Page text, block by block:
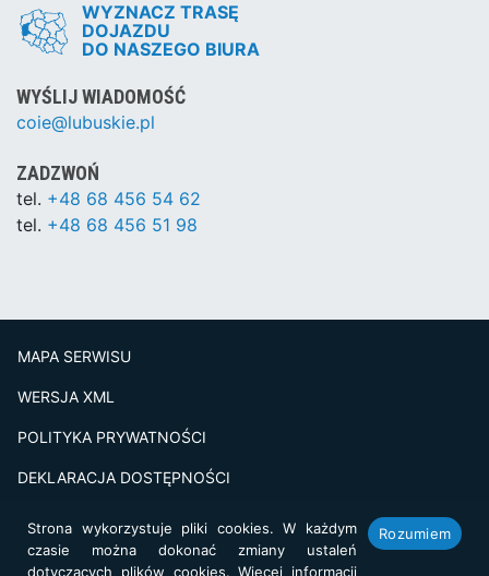
WYZNACZ TRASĘ
DOJAZDU
DO NASZEGO BIURA
WYŚLIJ WIADOMOŚĆ
coie@lubuskie.pl
ZADZWOŃ
tel. +48 68 456 54 62
tel. +48 68 456 51 98
MAPA SERWISU
WERSJA XML
POLITYKA PRYWATNOŚCI
DEKLARACJA DOSTĘPNOŚCI
Projekt i realizacja: netkoncept.com
Strona wykorzystuje pliki cookies. W każdym
czasie można dokonać zmiany ustaleń
dotyczących plików cookies. Więcej informacji
Rozumiem